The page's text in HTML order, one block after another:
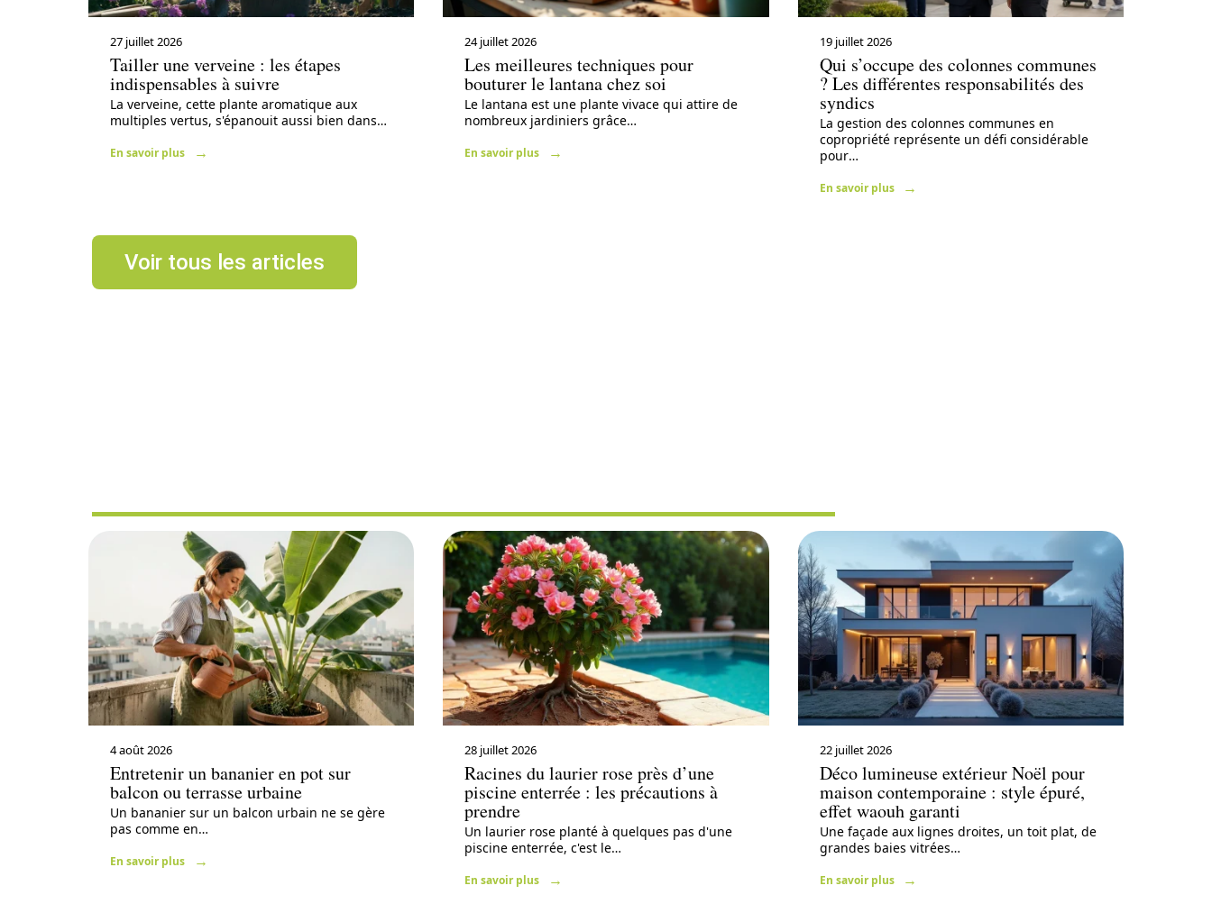
27 juillet 2026
Tailler une verveine : les étapes
indispensables à suivre
La verveine, cette plante aromatique aux
multiples vertus, s'épanouit aussi bien dans…
En savoir plus
24 juillet 2026
Les meilleures techniques pour
bouturer le lantana chez soi
Le lantana est une plante vivace qui attire de
nombreux jardiniers grâce…
En savoir plus
19 juillet 2026
Qui s’occupe des colonnes communes
? Les différentes responsabilités des
syndics
La gestion des colonnes communes en
copropriété représente un défi considérable
pour…
En savoir plus
Voir tous les articles
4 août 2026
Entretenir un bananier en pot sur
balcon ou terrasse urbaine
Un bananier sur un balcon urbain ne se gère
pas comme en…
En savoir plus
28 juillet 2026
Racines du laurier rose près d’une
piscine enterrée : les précautions à
prendre
Un laurier rose planté à quelques pas d'une
piscine enterrée, c'est le…
En savoir plus
22 juillet 2026
Déco lumineuse extérieur Noël pour
maison contemporaine : style épuré,
effet waouh garanti
Une façade aux lignes droites, un toit plat, de
grandes baies vitrées…
En savoir plus